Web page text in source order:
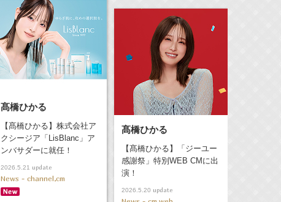
髙橋ひかる
【髙橋ひかる】株式会社ア
クシージア「LisBlanc」ア
ンバサダーに就任！
2026.5.21 update
News - channel,cm
髙橋ひかる
【髙橋ひかる】「ジーユー
感謝祭」特別WEB CMに出
演！
2026.5.20 update